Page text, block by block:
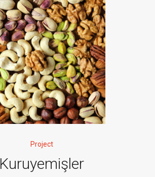
Project
Kuruyemişler